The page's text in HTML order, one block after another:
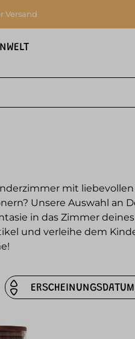
Versand
mit
Unsere Auswahl an
in das Zimmer
und verleihe dem